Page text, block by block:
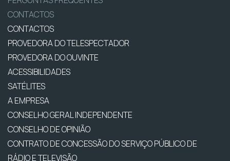
CONTACTOS
CONTACTOS
PROVEDORA DO TELESPECTADOR
PROVEDORA DO OUVINTE
ACESSIBILIDADES
SATÉLITES
A EMPRESA
CONSELHO GERAL INDEPENDENTE
CONSELHO DE OPINIÃO
CONTRATO DE CONCESSÃO DO SERVIÇO PÚBLICO DE
RÁDIO E TELEVISÃO